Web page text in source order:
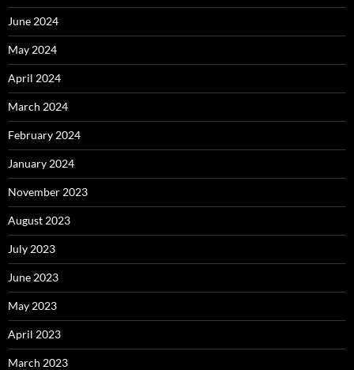
June 2024
May 2024
April 2024
March 2024
February 2024
January 2024
November 2023
August 2023
July 2023
June 2023
May 2023
April 2023
March 2023